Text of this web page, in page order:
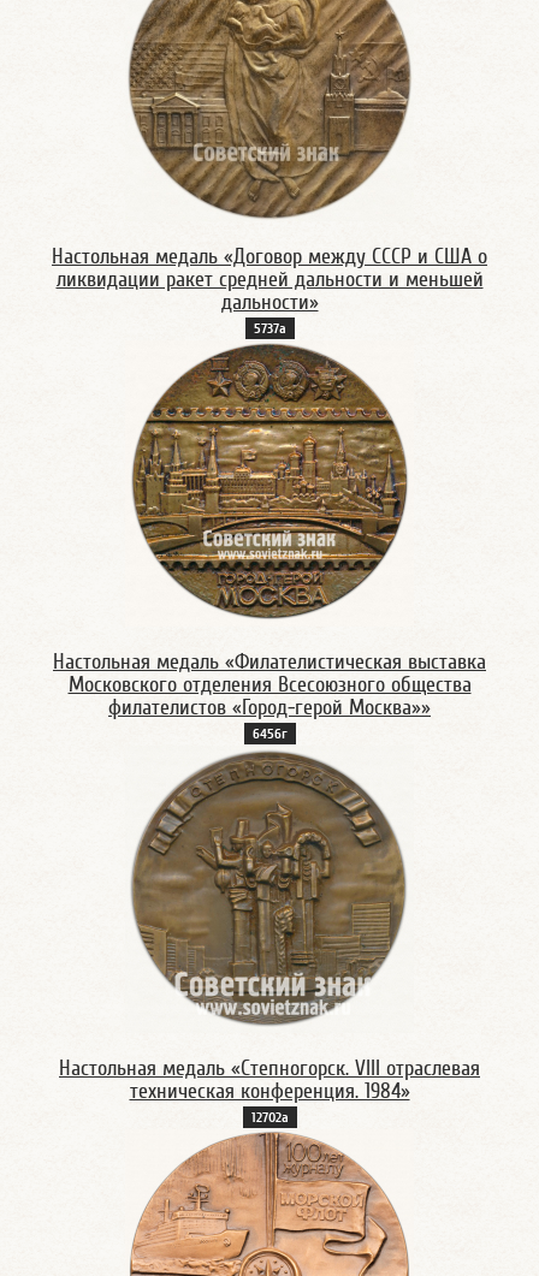
Настольная медаль «Договор между СССР и США о
ликвидации ракет средней дальности и меньшей
дальности»
5737а
Настольная медаль «Филателистическая выставка
Московского отделения Всесоюзного общества
филателистов «Город-герой Москва»»
6456г
Настольная медаль «Степногорск. VIII отраслевая
техническая конференция. 1984»
12702а